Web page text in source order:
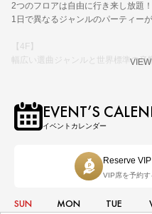
2つのフロアは自由に行き来し放題！
1日で異なるジャンルのパーティー
【4F】
幅広い選曲ジャンルと世界標準の
地元を代表するDJを中心にクラシ
HIPHOPが楽しめるフロア
EVENT’S
イベントカレンダー
Reserve
VIP席を予約す
SUN MON TUE